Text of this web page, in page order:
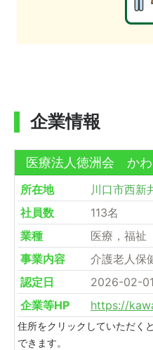
企業情報
医療法人徳洲会 かわ
所在地
川口市西新
社員数
113名
業種
医療，福祉
事業内容
介護老人保
認定日
2026-02-01
企業等HP
https://
住所をクリックしていただく
できます。